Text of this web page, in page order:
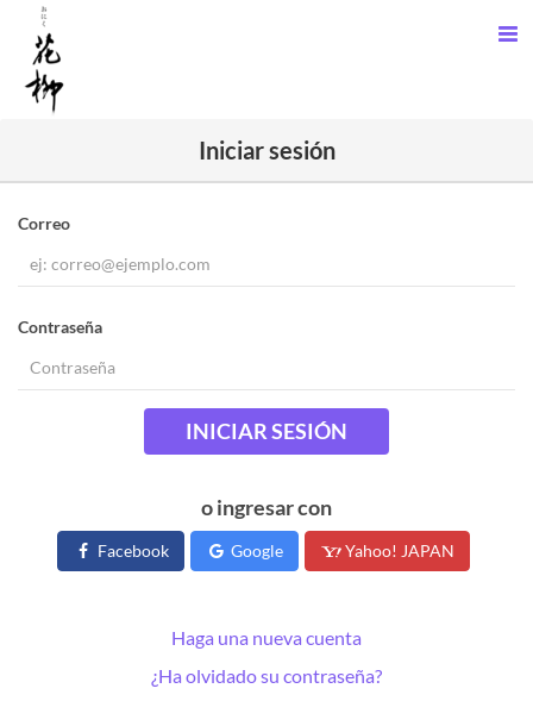
Iniciar sesión
Correo
Contraseña
INICIAR SESIÓN
o ingresar con
Facebook Google Yahoo! JAPAN
Haga una nueva cuenta
¿Ha olvidado su contraseña?